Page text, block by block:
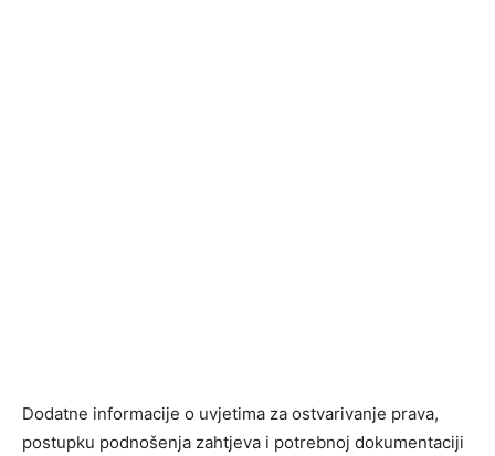
Dodatne informacije o uvjetima za ostvarivanje prava,
postupku podnošenja zahtjeva i potrebnoj dokumentaciji